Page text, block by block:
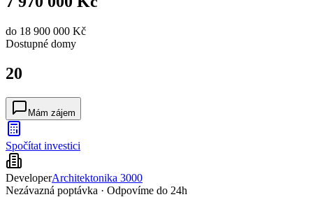
do 18 900 000 Kč
Dostupné domy
20
Mám zájem
Spočítat investici
DeveloperArchitektonika 3000
Nezávazná poptávka · Odpovíme do 24h